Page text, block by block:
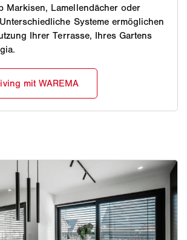
Markisen, Lamellendächer oder
Systeme ermöglichen
Ihrer Terrasse, Ihres Gartens